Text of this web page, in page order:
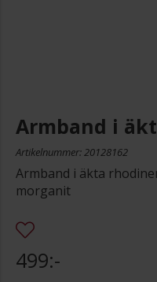
Armband i
Artikelnummer: 20128162
Armband i äkta
morganit
499:-